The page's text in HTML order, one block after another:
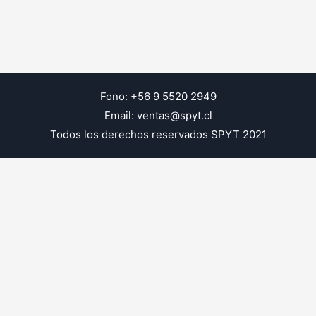
Fono: +56 9 5520 2949
Email: ventas@spyt.cl
Todos los derechos reservados SPYT 2021